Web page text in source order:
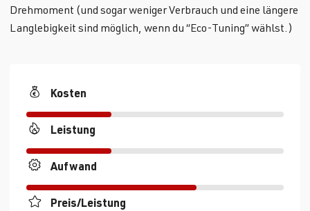
Drehmoment (und sogar weniger Verbrauch und eine längere
Langlebigkeit sind möglich, wenn du “Eco-Tuning” wählst.)
Kosten
Leistung
Aufwand
Preis/Leistung